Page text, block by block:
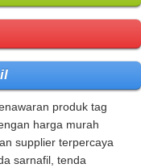
produk tag
harga murah
supplier terpercaya
sarnafil, tenda